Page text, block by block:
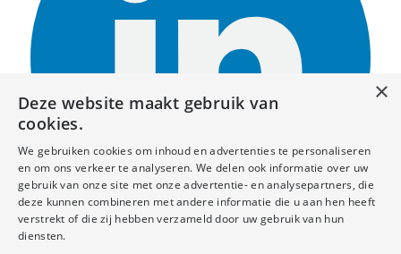
×
Deze website maakt gebruik van
cookies.
We gebruiken cookies om inhoud en advertenties te personaliseren
en om ons verkeer te analyseren. We delen ook informatie over uw
gebruik van onze site met onze advertentie- en analysepartners, die
deze kunnen combineren met andere informatie die u aan hen heeft
verstrekt of die zij hebben verzameld door uw gebruik van hun
diensten.